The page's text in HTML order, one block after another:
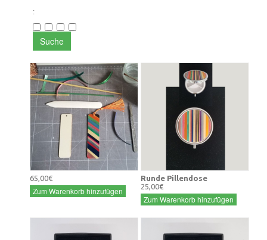
:
Suche
65,00€
Zum Warenkorb hinzufügen
Runde Pillendose
25,00€
Zum Warenkorb hinzufügen